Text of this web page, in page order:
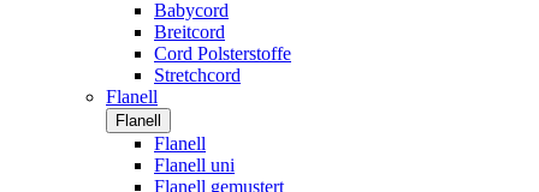
Babycord
Breitcord
Cord Polsterstoffe
Stretchcord
Flanell
Flanell
Flanell
Flanell uni
Flanell gemustert